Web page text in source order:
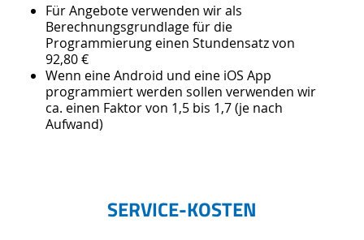
Für Angebote verwenden wir als
Berechnungsgrundlage für die
Programmierung einen Stundensatz von
92,80 €
Wenn eine Android und eine iOS App
programmiert werden sollen verwenden wir
ca. einen Faktor von 1,5 bis 1,7 (je nach
Aufwand)
SERVICE-KOSTEN